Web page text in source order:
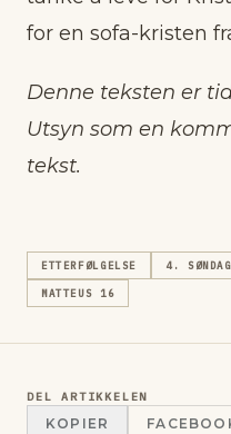
for en sofa-kristen
Denne teksten er
Utsyn som en
tekst.
ETTERFØLGELSE 4.
MATTEUS 16
DEL ARTIKKELEN
KOPIER